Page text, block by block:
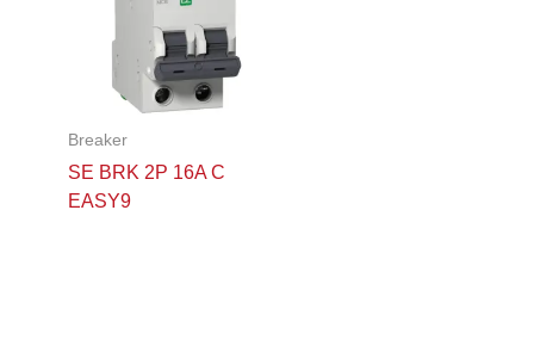
Breaker
SE BRK 2P 16A C
EASY9